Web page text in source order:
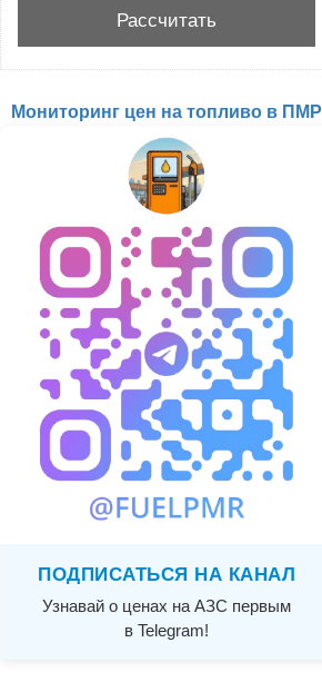
Мониторинг цен на топливо в ПМР
ПОДПИСАТЬСЯ НА КАНАЛ
Узнавай о ценах на АЗС первым
в Telegram!